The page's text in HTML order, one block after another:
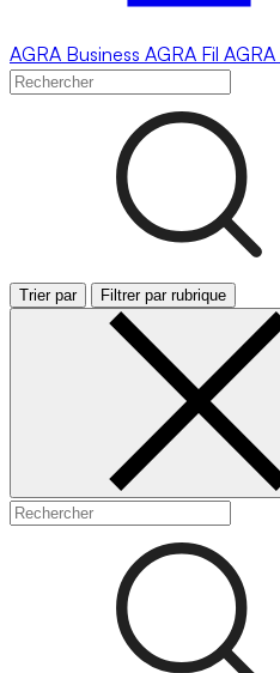
AGRA Business AGRA Fil AGRA
Trier par Filtrer par rubrique